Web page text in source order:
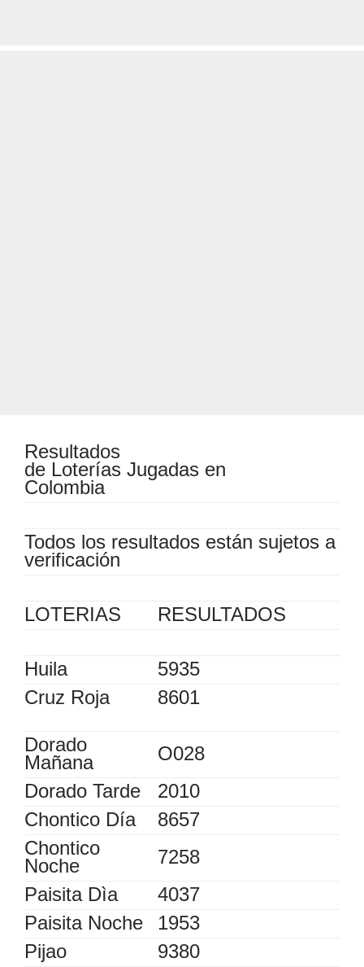
Resultados
de Loterías Jugadas en
Colombia
Todos los resultados están sujetos a
verificación
LOTERIAS RESULTADOS
Huila
5935
Cruz Roja
8601
Dorado
Mañana
O028
Dorado Tarde
2010
Chontico Día
8657
Chontico
Noche
7258
Paisita Dìa
4037
Paisita Noche
1953
Pijao
9380